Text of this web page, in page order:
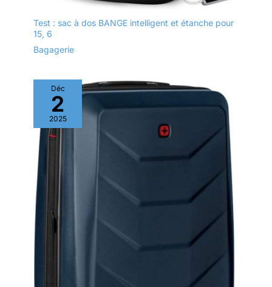
Test : sac à dos BANGE intelligent et étanche pour
15, 6
Bagagerie
Déc
2
2025